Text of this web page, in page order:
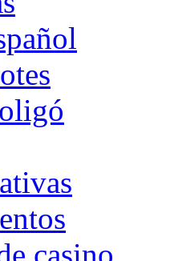
casino